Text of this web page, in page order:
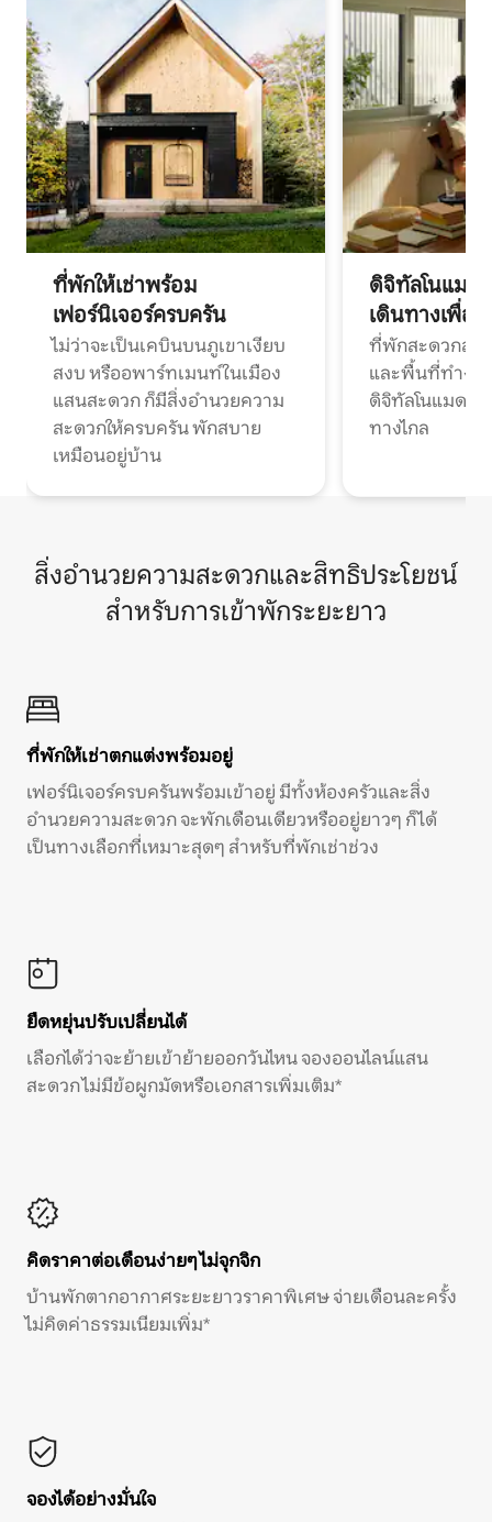
ที่พักให้เช่าพร้อม
เฟอร์นิเจอร์ครบครัน
ไม่ว่าจะเป็นเคบินบนภูเขาเงียบ
สงบ หรืออพาร์ทเมนท์ในเมือง
แสนสะดวก ก็มีสิ่งอำนวยความ
สะดวกให้ครบครัน พักสบาย
เหมือนอยู่บ้าน
ดิจิทัลโนแมด
เดินทางเพื่อ
ที่พักสะดวกสบ
และพื้นที่ทำงา
ดิจิทัลโนแมดแ
ทางไกล
สิ่งอำนวยความสะดวกและสิทธิประโยชน์
สำหรับการเข้าพักระยะยาว
ที่พักให้เช่าตกแต่งพร้อมอยู่
เฟอร์นิเจอร์ครบครันพร้อมเข้าอยู่ มีทั้งห้องครัวและสิ่ง
อำนวยความสะดวก จะพักเดือนเดียวหรืออยู่ยาวๆ ก็ได้
เป็นทางเลือกที่เหมาะสุดๆ สำหรับที่พักเช่าช่วง
ยืดหยุ่นปรับเปลี่ยนได้
เลือกได้ว่าจะย้ายเข้าย้ายออกวันไหน จองออนไลน์แสน
สะดวก ไม่มีข้อผูกมัดหรือเอกสารเพิ่มเติม*
คิดราคาต่อเดือนง่ายๆ ไม่จุกจิก
บ้านพักตากอากาศระยะยาวราคาพิเศษ จ่ายเดือนละครั้ง
ไม่คิดค่าธรรมเนียมเพิ่ม*
จองได้อย่างมั่นใจ